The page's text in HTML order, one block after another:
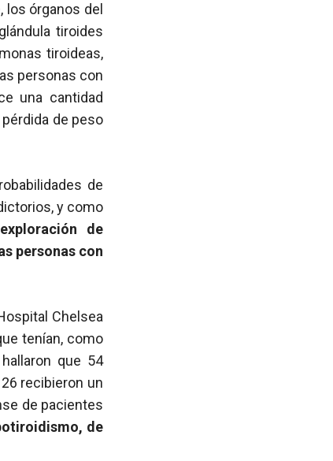
órganos del
tiroides
tiroideas,
personas con
una cantidad
de peso
de
y como
de
personas con
Chelsea
tenían, como
que 54
recibieron un
de pacientes
de